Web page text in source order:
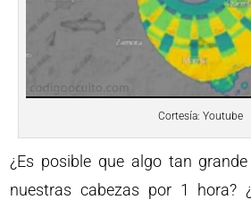
Cortesía: Youtube
¿Es posible que algo tan
nuestras cabezas por 1 hora?